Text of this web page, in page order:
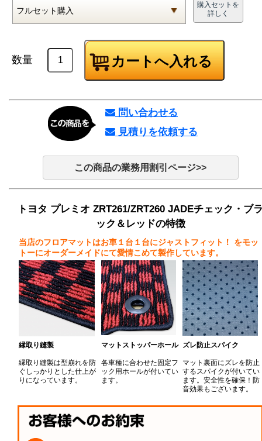
購入セットを
詳しく
数量
問い合わせる
見積りを依頼する
この商品の業務用割引ページ>>
トヨタ プレミオ ZRT261/ZRT260 JADEチェック・ブ
ック＆レッドの特徴
当店のフロアマットはお車１台１台にジャストフィット！
をモッ
トーにオーダーメイドにて愛情こめて製作しています。
縁取り縫製
縁取り縫製は型崩れを防
ぐしっかりとした仕上が
りになっています。
マットストッパーホール
各車種に合わせた固定フ
ック用ホールが付いてい
ます。
ズレ防止スパイク
マット裏面にズレを防止
するスパイクが付いてい
ます。安全性を確保！防
音効果もございます。